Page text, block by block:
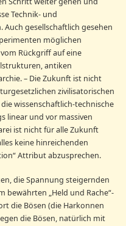
Technik- und
gesellschaftlich gesehen
möglichen
Rückgriff auf eine
antiken
– Die Zukunft ist nicht
zivilisatorischen
wissenschaftlich-technische
linear und vor massiven
ist nicht für alle Zukunft
keine hinreichenden
Attribut abzusprechen.
die Spannung steigernden
bewährten „Held und Rache“-
die Bösen (die Harkonnen
die Bösen, natürlich mit